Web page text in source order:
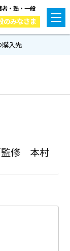
者・塾・一般
のみなさま
購入先
監修 本村